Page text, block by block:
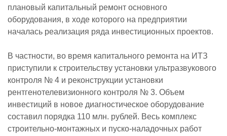
плановый капитальный ремонт основного
оборудования, в ходе которого на предприятии
началась реализация ряда инвестиционных проектов.
В частности, во время капитального ремонта на ИТЗ
приступили к строительству установки ультразвукового
контроля № 4 и реконструкции установки
рентгенотелевизионного контроля № 3. Объем
инвестиций в новое диагностическое оборудование
составил порядка 110 млн. рублей. Весь комплекс
строительно-монтажных и пуско-наладочных работ